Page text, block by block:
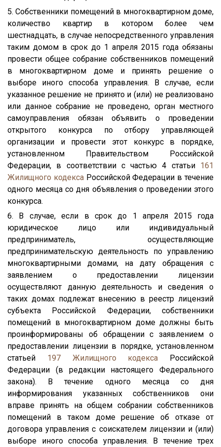
5. Собственники помещений в многоквартирном доме,
количество квартир в котором более чем
шестнадцать, в случае непосредственного управления
таким домом в срок до 1 апреля 2015 года обязаны
провести общее собрание собственников помещений
в многоквартирном доме и принять решение о
выборе иного способа управления. В случае, если
указанное решение не принято и (или) не реализовано
или данное собрание не проведено, орган местного
самоуправления обязан объявить о проведении
открытого конкурса по отбору управляющей
организации и провести этот конкурс в порядке,
установленном Правительством Российской
Федерации, в соответствии с частью 4 статьи 161
Жилищного кодексаРоссийской Федерации в течение
одного месяца со дня объявления о проведении этого
конкурса.
6. В случае, если в срок до 1 апреля 2015 года
юридическое лицо или индивидуальный
предприниматель, осуществляющие
предпринимательскую деятельность по управлению
многоквартирными домами, на дату обращения с
заявлением о предоставлении лицензии
осуществляют данную деятельность и сведения о
таких домах подлежат внесению в реестр лицензий
субъекта Российской Федерации, собственники
помещений в многоквартирном доме должны быть
проинформированы об обращении с заявлением о
предоставлении лицензии в порядке, установленном
статьей 197 Жилищного кодекса Российской
Федерации (в редакции настоящего Федерального
закона). В течение одного месяца со дня
информирования указанных собственников они
вправе принять на общем собрании собственников
помещений в таком доме решение об отказе от
договора управления с соискателем лицензии и (или)
выборе иного способа управления. В течение трех